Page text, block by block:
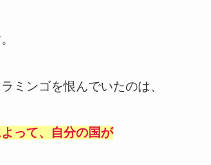
ミンゴを恨んでいたのは、
よって、自分の国が